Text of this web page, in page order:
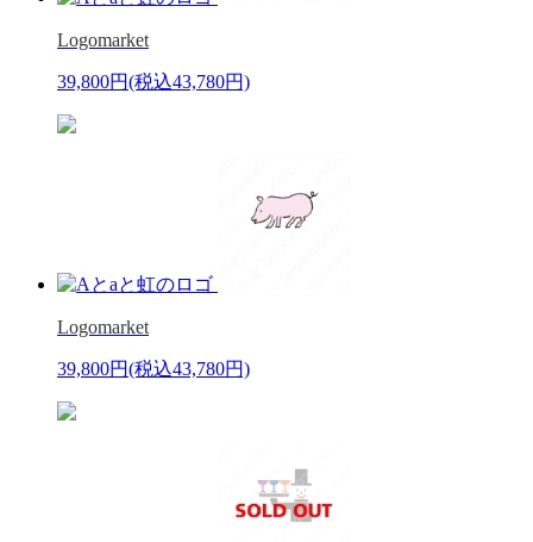
Logomarket
39,800円(税込43,780円)
Logomarket
39,800円(税込43,780円)